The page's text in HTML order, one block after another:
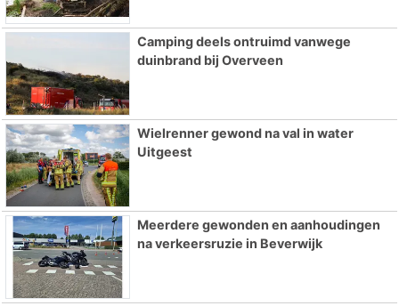
Camping deels ontruimd vanwege
duinbrand bij Overveen
Wielrenner gewond na val in water
Uitgeest
Meerdere gewonden en aanhoudingen
na verkeersruzie in Beverwijk